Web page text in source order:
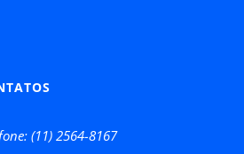
(11) 2564-8167